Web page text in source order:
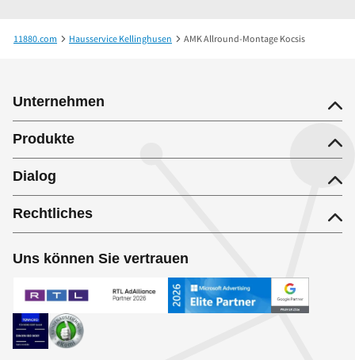
11880.com Hausservice Kellinghusen AMK Allround-Montage Kocsis
Unternehmen
Produkte
Dialog
Rechtliches
Uns können Sie vertrauen